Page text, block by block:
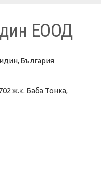
ЕООД
България
ж.к. Баба Тонка,